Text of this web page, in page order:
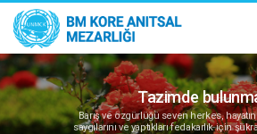
Tazimde
Barış ve özgürlüğü seven herkes,
saygılarını ve yaptıkları fedakarlık için